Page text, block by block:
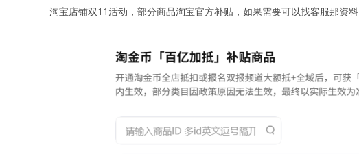
淘宝店铺双11活动，部分商品淘宝官方补贴，如果需要可以找客服那资料